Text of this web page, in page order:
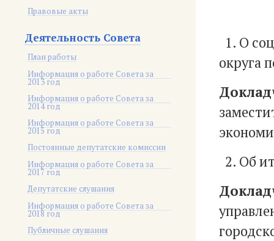
Правовые акты
Деятельность Совета
План работы
Информация о работе Совета за
2013 год
Информация о работе Совета за
2014 год
Информация о работе Совета за
2015 год
Постоянные депутатские комиссии
Информация о работе Совета за
2017 год
Депутатские слушания
Информация о работе Совета за
2018 год
Публичные слушания
1. О
округа
2. Об